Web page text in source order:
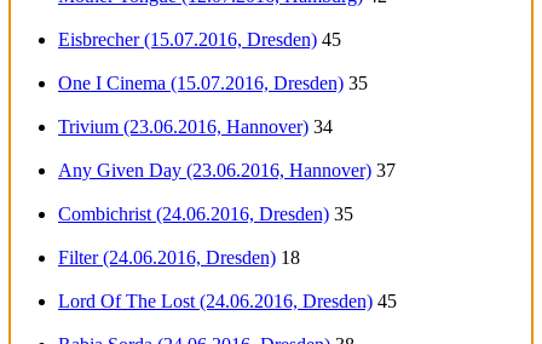
Eisbrecher (15.07.2016, Dresden) 45
One I Cinema (15.07.2016, Dresden) 35
Trivium (23.06.2016, Hannover) 34
Any Given Day (23.06.2016, Hannover) 37
Combichrist (24.06.2016, Dresden) 35
Filter (24.06.2016, Dresden) 18
Lord Of The Lost (24.06.2016, Dresden) 45